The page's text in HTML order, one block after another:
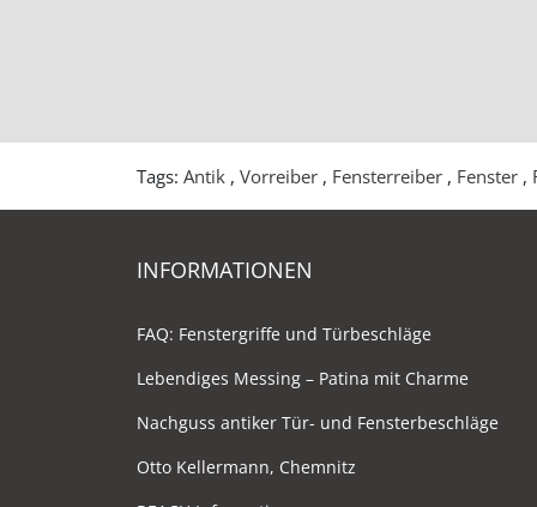
Tags: Antik , Vorreiber , Fensterreiber , Fenster ,
INFORMATIONEN
FAQ: Fenstergriffe und Türbeschläge
Lebendiges Messing – Patina mit Charme
Nachguss antiker Tür- und Fensterbeschläge
Otto Kellermann, Chemnitz